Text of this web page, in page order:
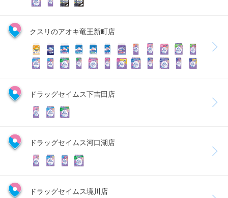
クスリのアオキ竜王新町店
ドラッグセイムス下吉田店
ドラッグセイムス河口湖店
ドラッグセイムス境川店